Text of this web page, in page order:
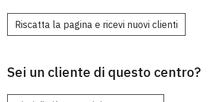
Riscatta la pagina e ricevi nuovi clienti
Sei un cliente di questo centro?